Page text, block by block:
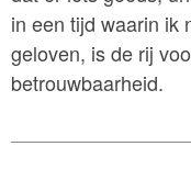
in een tijd waarin ik
geloven, is de rij
betrouwbaarheid.